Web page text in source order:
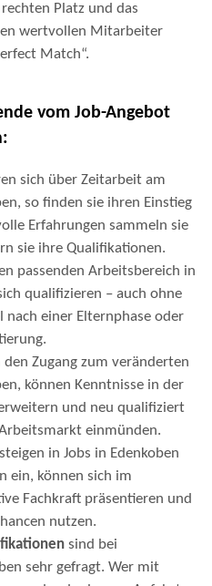
Platz und das
wertvollen Mitarbeiter
Match“.
vom Job-Angebot
sich über Zeitarbeit am
so finden sie ihren Einstieg
Erfahrungen sammeln sie
sie ihre Qualifikationen.
passenden Arbeitsbereich in
qualifizieren – auch ohne
nach einer Elternphase oder
Zugang zum veränderten
können Kenntnisse in der
und neu qualifiziert
einmünden.
steigen in Jobs in Edenkoben
ein, können sich im
Fachkraft präsentieren und
nutzen.
sind bei
sehr gefragt. Wer mit